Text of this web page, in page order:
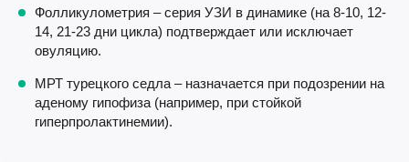
Фолликулометрия – серия УЗИ в динамике (на 8-10, 12-
14, 21-23 дни цикла) подтверждает или исключает
овуляцию.
МРТ турецкого седла – назначается при подозрении на
аденому гипофиза (например, при стойкой
гиперпролактинемии).